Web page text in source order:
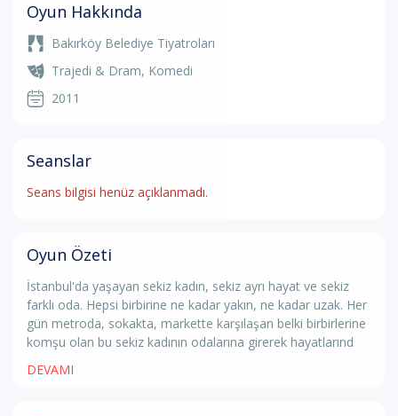
Oyun Hakkında
Bakırköy Belediye Tiyatroları
Trajedi & Dram, Komedi
2011
Seanslar
Seans bilgisi henüz açıklanmadı.
Oyun Özeti
İstanbul'da yaşayan sekiz kadın, sekiz ayrı hayat ve sekiz
farklı oda. Hepsi birbirine ne kadar yakın, ne kadar uzak. Her
gün metroda, sokakta, markette karşılaşan belki birbirlerine
komşu olan bu sekiz kadının odalarına girerek hayatlarınd
DEVAMI